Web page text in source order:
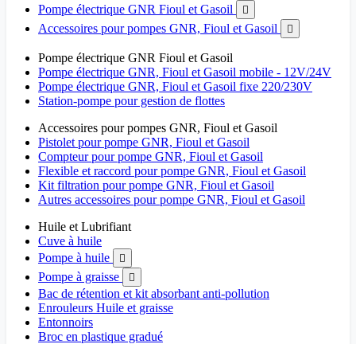
Pompe électrique GNR Fioul et Gasoil

Accessoires pour pompes GNR, Fioul et Gasoil 
Pompe électrique GNR Fioul et Gasoil
Pompe électrique GNR, Fioul et Gasoil mobile - 12V/24V
Pompe électrique GNR, Fioul et Gasoil fixe 220/230V
Station-pompe pour gestion de flottes
Accessoires pour pompes GNR, Fioul et Gasoil
Pistolet pour pompe GNR, Fioul et Gasoil
Compteur pour pompe GNR, Fioul et Gasoil
Flexible et raccord pour pompe GNR, Fioul et Gasoil
Kit filtration pour pompe GNR, Fioul et Gasoil
Autres accessoires pour pompe GNR, Fioul et Gasoil
Huile et Lubrifiant
Cuve à huile
Pompe à huile

Pompe à graisse 
Bac de rétention et kit absorbant anti-pollution
Enrouleurs Huile et graisse
Entonnoirs
Broc en plastique gradué